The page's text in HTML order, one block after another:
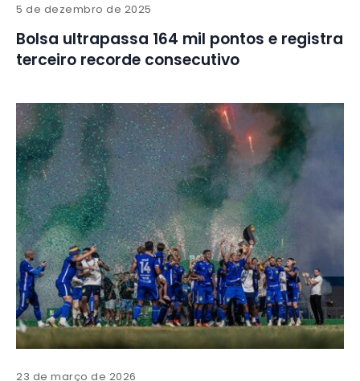
5 de dezembro de 2025
Bolsa ultrapassa 164 mil pontos e registra
terceiro recorde consecutivo
23 de março de 2026